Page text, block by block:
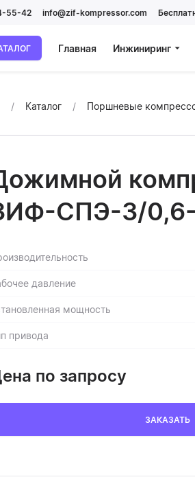
55-42 info@zif-kompressor.com
Главная Инжиниринг
Каталог Поршневые
СПЭ-3/
давление
мощность
привода
по запросу
ЗАКАЗАТЬ